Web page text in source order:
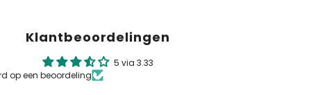
Klantbeoordelingen
5 via 3.33
op een beoordeling